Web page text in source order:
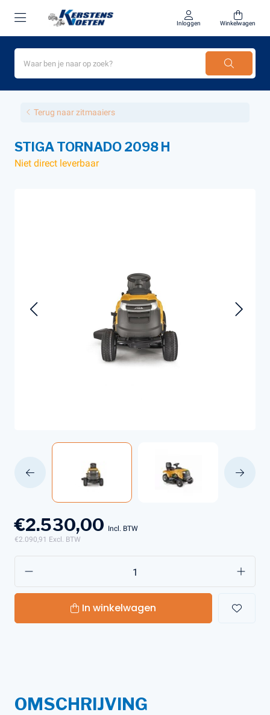
Inloggen Winkelwagen
Terug naar zitmaaiers
STIGA TORNADO 2098 H
Niet direct leverbaar
€2.530,00 Incl. BTW
€2.090,91 Excl. BTW
In winkelwagen
OMSCHRIJVING